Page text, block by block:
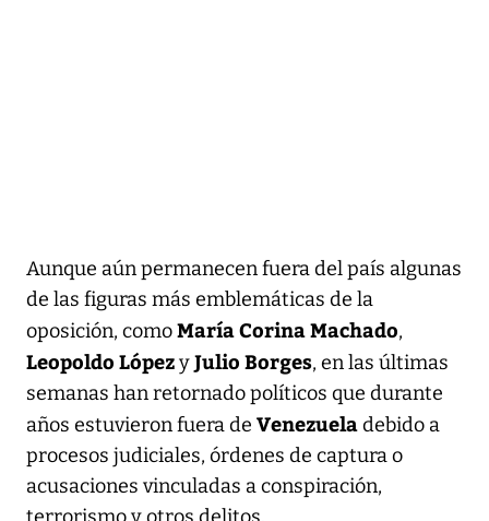
Aunque aún permanecen fuera del país algunas
de las figuras más emblemáticas de la
oposición, comoMaría Corina Machado,
Leopoldo LópezyJulio Borges, en las últimas
semanas han retornado políticos que durante
años estuvieron fuera de Venezueladebido a
procesos judiciales, órdenes de captura o
acusaciones vinculadas a conspiración,
terrorismo y otros delitos.